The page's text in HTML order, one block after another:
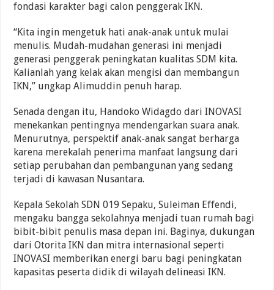
fondasi karakter bagi calon penggerak IKN.
“Kita ingin mengetuk hati anak-anak untuk mulai
menulis. Mudah-mudahan generasi ini menjadi
generasi penggerak peningkatan kualitas SDM kita.
Kalianlah yang kelak akan mengisi dan membangun
IKN,” ungkap Alimuddin penuh harap.
Senada dengan itu, Handoko Widagdo dari INOVASI
menekankan pentingnya mendengarkan suara anak.
Menurutnya, perspektif anak-anak sangat berharga
karena merekalah penerima manfaat langsung dari
setiap perubahan dan pembangunan yang sedang
terjadi di kawasan Nusantara.
Kepala Sekolah SDN 019 Sepaku, Suleiman Effendi,
mengaku bangga sekolahnya menjadi tuan rumah bagi
bibit-bibit penulis masa depan ini. Baginya, dukungan
dari Otorita IKN dan mitra internasional seperti
INOVASI memberikan energi baru bagi peningkatan
kapasitas peserta didik di wilayah delineasi IKN.